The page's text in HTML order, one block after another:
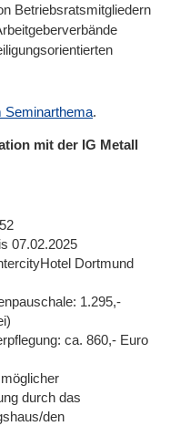
Betriebsratsmitgliedern
Seminarthema.
mit der IG Metall
07.02.2025
Dortmund
1.295,-
ca. 860,- Euro
durch das
den